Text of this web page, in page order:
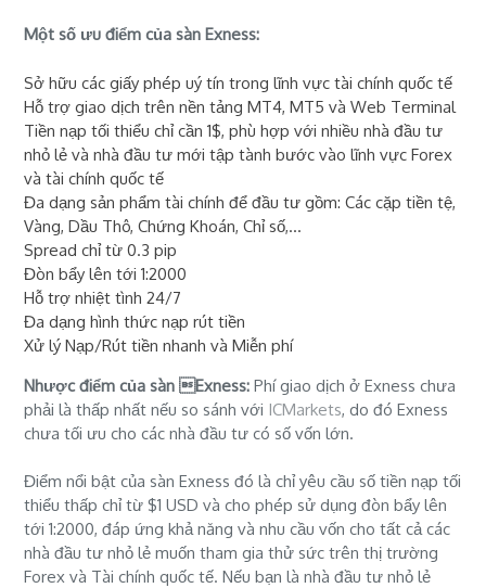
Một số ưu điểm của sàn Exness:
Sở hữu các giấy phép uý tín trong lĩnh vực tài chính quốc tế
Hỗ trợ giao dịch trên nền tảng MT4, MT5 và Web Terminal
Tiền nạp tối thiểu chỉ cần 1$, phù hợp với nhiều nhà đầu tư
nhỏ lẻ và nhà đầu tư mới tập tành bước vào lĩnh vực Forex
và tài chính quốc tế
Đa dạng sản phẩm tài chính để đầu tư gồm: Các cặp tiền tệ,
Vàng, Dầu Thô, Chứng Khoán, Chỉ số,...
Spread chỉ từ 0.3 pip
Đòn bẩy lên tới 1:2000
Hỗ trợ nhiệt tình 24/7
Đa dạng hình thức nạp rút tiền
Xử lý Nạp/Rút tiền nhanh và Miễn phí
Nhược điểm của sàn Exness: Phí giao dịch ở Exness chưa
phải là thấp nhất nếu so sánh với ICMarkets, do đó Exness
chưa tối ưu cho các nhà đầu tư có số vốn lớn.
Điểm nổi bật của sàn Exness đó là chỉ yêu cầu số tiền nạp tối
thiểu thấp chỉ từ $1 USD và cho phép sử dụng đòn bẩy lên
tới 1:2000, đáp ứng khả năng và nhu cầu vốn cho tất cả các
nhà đầu tư nhỏ lẻ muốn tham gia thử sức trên thị trường
Forex và Tài chính quốc tế. Nếu bạn là nhà đầu tư nhỏ lẻ